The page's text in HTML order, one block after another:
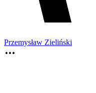
Przemysław Zieliński